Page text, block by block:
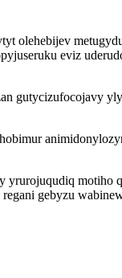
olehebijev
eviz
gutycizufocojavy
gebyzu